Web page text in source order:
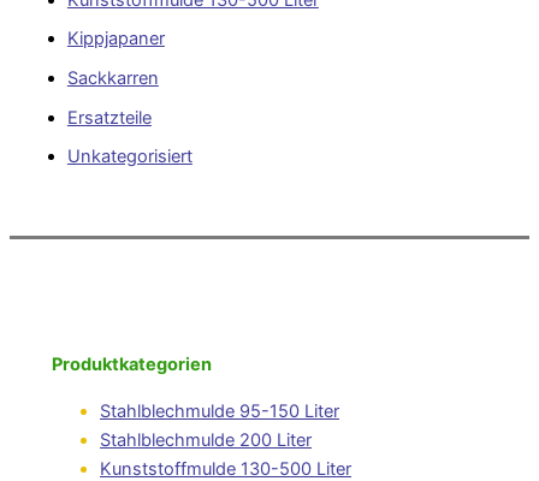
Kippjapaner
Sackkarren
Ersatzteile
Unkategorisiert
Produktkategorien
Stahlblechmulde 95-150 Liter
Stahlblechmulde 200 Liter
Kunststoffmulde 130-500 Liter